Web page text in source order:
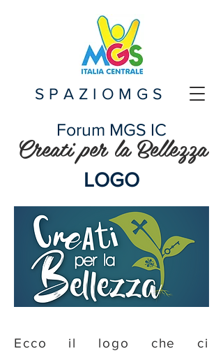
SPAZIOMGS
Forum MGS IC
Creati per la Bellezza
LOGO
Ecco il logo che ci